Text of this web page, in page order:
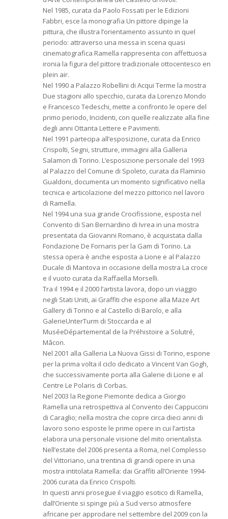
Nel 1985, curata da Paolo Fossati per le Edizioni
Fabbri, esce la monografia Un pittore dipinge la
pittura, che illustra l’orientamento assunto in quel
periodo: attraverso una messa in scena quasi
cinematografica Ramella rappresenta con affettuosa
ironia la figura del pittore tradizionale ottocentesco en
plein air.
Nel 1990 a Palazzo Robellini di Acqui Terme la mostra
Due stagioni allo specchio, curata da Lorenzo Mondo
e Francesco Tedeschi, mette a confronto le opere del
primo periodo, Incidenti, con quelle realizzate alla fine
degli anni Ottanta Lettere e Pavimenti.
Nel 1991 partecipa all’esposizione, curata da Enrico
Crispolti, Segni, strutture, immagini alla Galleria
Salamon di Torino. L’esposizione personale del 1993
al Palazzo del Comune di Spoleto, curata da Flaminio
Gualdoni, documenta un momento significativo nella
tecnica e articolazione del mezzo pittorico nel lavoro
di Ramella.
Nel 1994 una sua grande Crocifissione, esposta nel
Convento di San Bernardino di Ivrea in una mostra
presentata da Giovanni Romano, è acquistata dalla
Fondazione De Fornaris per la Gam di Torino. La
stessa opera è anche esposta a Lione e al Palazzo
Ducale di Mantova in occasione della mostra La croce
e il vuoto curata da Raffaella Morselli.
Tra il 1994 e il 2000 l’artista lavora, dopo un viaggio
negli Stati Uniti, ai Graffiti che espone alla Maze Art
Gallery di Torino e al Castello di Barolo, e alla
GalerieUnterTurm di Stoccarda e al
MuséeDépartemental de la Préhistoire a Solutré,
Mâcon.
Nel 2001 alla Galleria La Nuova Gissi di Torino, espone
per la prima volta il ciclo dedicato a Vincent Van Gogh,
che successivamente porta alla Galerie di Lione e al
Centre Le Polaris di Corbas.
Nel 2003 la Regione Piemonte dedica a Giorgio
Ramella una retrospettiva al Convento dei Cappuccini
di Caraglio; nella mostra che copre circa dieci anni di
lavoro sono esposte le prime opere in cui l’artista
elabora una personale visione del mito orientalista.
Nell’estate del 2006 presenta a Roma, nel Complesso
del Vittoriano, una trentina di grandi opere in una
mostra intitolata Ramella: dai Graffiti all’Oriente 1994-
2006 curata da Enrico Crispolti.
In questi anni prosegue il viaggio esotico di Ramella,
dall’Oriente si spinge più a Sud verso atmosfere
africane per approdare nel settembre del 2009 con la